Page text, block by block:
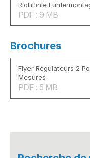
Richtlinie
PDF : 9 MB
Brochures
Flyer Régulateurs 2
Mesures
PDF : 5 MB